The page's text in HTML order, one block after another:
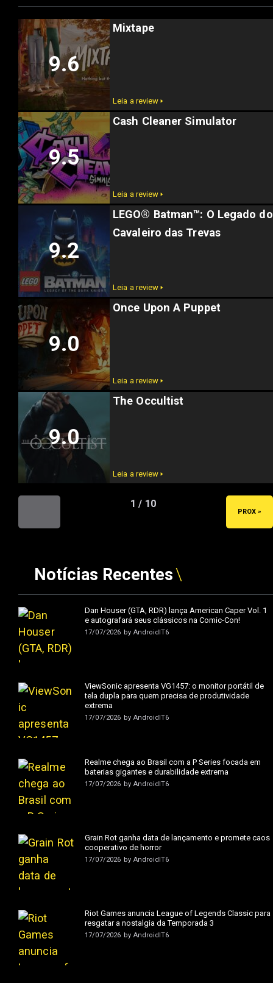
Mixtape
9.6
Leia a review 🢒
Cash Cleaner Simulator
9.5
Leia a review 🢒
LEGO® Batman™: O Legado do
Cavaleiro das Trevas
9.2
Leia a review 🢒
Once Upon A Puppet
9.0
Leia a review 🢒
The Occultist
9.0
Leia a review 🢒
1 / 10
PROX »
Notícias Recentes
Dan Houser (GTA, RDR) lança American Caper Vol. 1
e autografará seus clássicos na Comic-Con!
17/07/2026 by AndroidIT6
ViewSonic apresenta VG1457: o monitor portátil de
tela dupla para quem precisa de produtividade
extrema
17/07/2026 by AndroidIT6
Realme chega ao Brasil com a P Series focada em
baterias gigantes e durabilidade extrema
17/07/2026 by AndroidIT6
Grain Rot ganha data de lançamento e promete caos
cooperativo de horror
17/07/2026 by AndroidIT6
Riot Games anuncia League of Legends Classic para
resgatar a nostalgia da Temporada 3
17/07/2026 by AndroidIT6